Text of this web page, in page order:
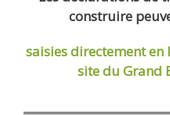
construire
saisies directement en
site du Grand